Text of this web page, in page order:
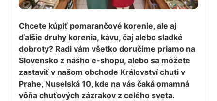
Chcete kúpiť pomarančové korenie, ale aj
ďalšie druhy korenia, kávu, čaj alebo sladké
dobroty? Radi vám všetko doručíme priamo na
Slovensko z nášho e-shopu, alebo sa môžete
zastaviť v našom obchode Království chuti v
Prahe, Nuselská 10, kde na vás čaká omamná
vôňa chuťových zázrakov z celého sveta.